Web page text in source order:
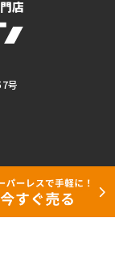
号
ご利用規約